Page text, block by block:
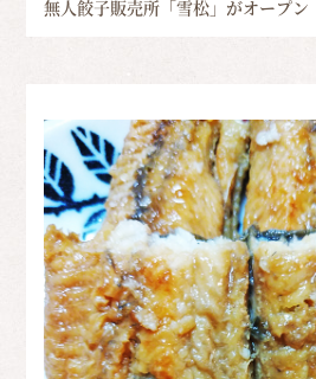
無人餃子販売所「雪松」がオープン